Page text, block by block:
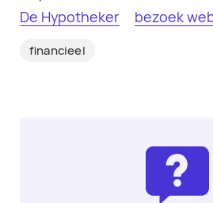
De Hypotheker bezoek
financieel